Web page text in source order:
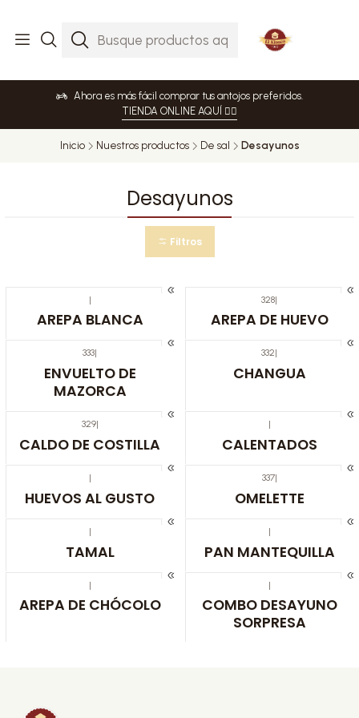
Ahora es más fácil comprar tus antojos preferidos.
TIENDA ONLINE AQUÍ 👈🏻
Inicio Nuestros productos De sal Desayunos
Desayunos
Filtros
|
AREPA BLANCA
328|
AREPA DE HUEVO
333|
ENVUELTO DE
MAZORCA
332|
CHANGUA
329|
CALDO DE COSTILLA
|
CALENTADOS
|
HUEVOS AL GUSTO
337|
OMELETTE
|
TAMAL
|
PAN MANTEQUILLA
|
AREPA DE CHÓCOLO
|
COMBO DESAYUNO
SORPRESA